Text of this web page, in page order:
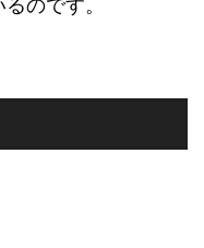
のです。